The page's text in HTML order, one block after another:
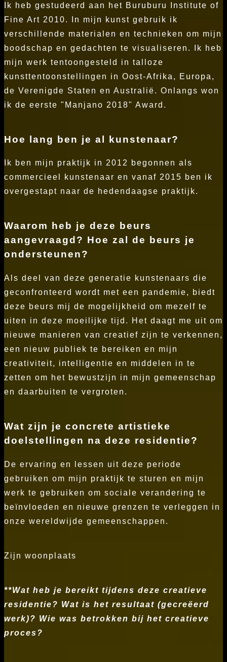
Ik heb gestudeerd aan het Buruburu Institute of
Fine Art 2010. In mijn kunst gebruik ik
verschillende materialen en technieken om mijn
boodschap en gedachten te visualiseren. Ik heb
mijn werk tentoongesteld in talloze
kunsttentoonstellingen in Oost-Afrika, Europa,
de Verenigde Staten en Australië. Onlangs won
ik de eerste "Manjano 2018" Award.
Hoe lang ben je al kunstenaar?
Ik ben mijn praktijk in 2012 begonnen als
commercieel kunstenaar en vanaf 2015 ben ik
overgestapt naar de hedendaagse praktijk.
Waarom heb je deze beurs
aangevraagd? Hoe zal de beurs je
ondersteunen?
Als deel van deze generatie kunstenaars die
geconfronteerd wordt met een pandemie, biedt
deze beurs mij de mogelijkheid om mezelf te
uiten in deze moeilijke tijd. Het daagt me uit om
nieuwe manieren van creatief zijn te verkennen,
een nieuw publiek te bereiken en mijn
creativiteit, intelligentie en middelen in te
zetten om het bewustzijn in mijn gemeenschap
en daarbuiten te vergroten.
Wat zijn je concrete artistieke
doelstellingen na deze residentie?
De ervaring en lessen uit deze periode
gebruiken om mijn praktijk te sturen en mijn
werk te gebruiken om sociale verandering te
beïnvloeden en nieuwe grenzen te verleggen in
onze wereldwijde gemeenschappen.
Zijn woonplaats
**Wat heb je bereikt tijdens deze creatieve
residentie? Wat is het resultaat (gecreëerd
werk)? Wie was betrokken bij het creatieve
proces?